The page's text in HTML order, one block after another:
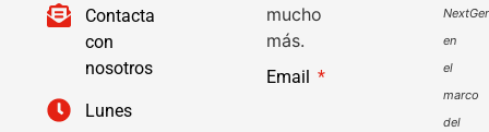
Contacta
con
nosotros
Lunes
mucho
más.
Email
en
el
marco
del